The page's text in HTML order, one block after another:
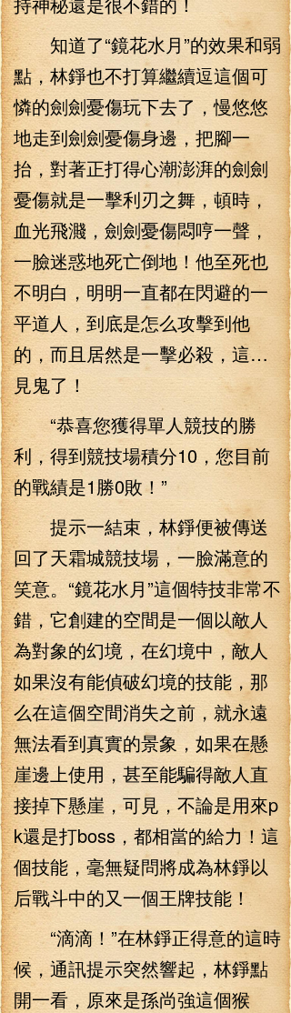
知道了“鏡花水月”的效果和弱
點，林錚也不打算繼續逗這個可
憐的劍劍憂傷玩下去了，慢悠悠
地走到劍劍憂傷身邊，把腳一
抬，對著正打得心潮澎湃的劍劍
憂傷就是一擊利刃之舞，頓時，
血光飛濺，劍劍憂傷悶哼一聲，
一臉迷惑地死亡倒地！他至死也
不明白，明明一直都在閃避的一
平道人，到底是怎么攻擊到他
的，而且居然是一擊必殺，這…
見鬼了！
“恭喜您獲得單人競技的勝
利，得到競技場積分10，您目前
的戰績是1勝0敗！”
提示一結束，林錚便被傳送
回了天霜城競技場，一臉滿意的
笑意。“鏡花水月”這個特技非常不
錯，它創建的空間是一個以敵人
為對象的幻境，在幻境中，敵人
如果沒有能偵破幻境的技能，那
么在這個空間消失之前，就永遠
無法看到真實的景象，如果在懸
崖邊上使用，甚至能騙得敵人直
接掉下懸崖，可見，不論是用來p
k還是打boss，都相當的給力！這
個技能，毫無疑問將成為林錚以
后戰斗中的又一個王牌技能！
“滴滴！”在林錚正得意的這時
候，通訊提示突然響起，林錚點
開一看，原來是孫尚強這個猴